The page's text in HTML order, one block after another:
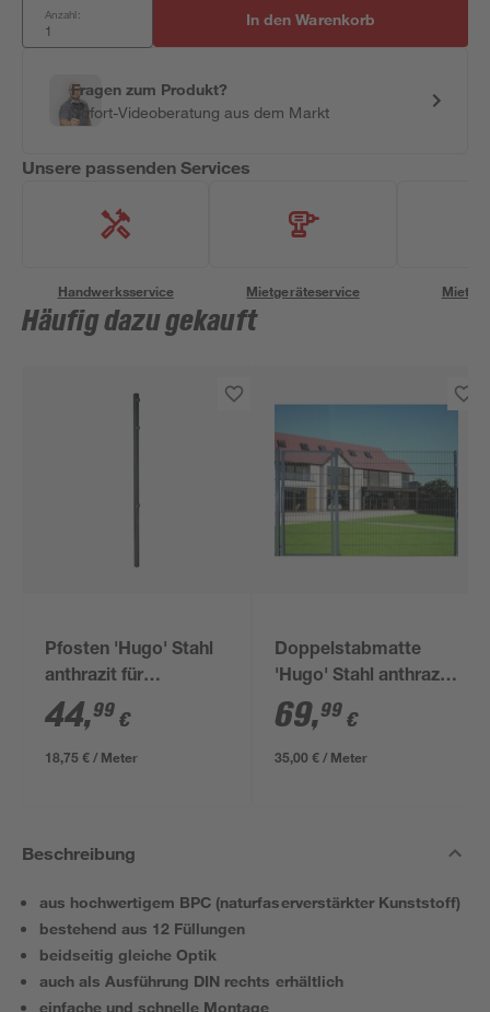
Anzahl: In den Warenkorb
Fragen zum Produkt?
Sofort-Videoberatung aus dem Markt
Unsere passenden Services
Handwerksservice Mietgeräteservice
Häufig dazu gekauft
Pfosten 'Hugo' Stahl
anthrazit für
Doppelstabmatten 4
x 4 x 240 cm
44,99 €
18,75 € / Meter
Doppelstabmatte
'Hugo' Stahl anthrazit
200 x 180 cm
69,99 €
35,00 € / Meter
Beschreibung
aus hochwertigem BPC (naturfaserverstärkter Kunststoff)
bestehend aus 12 Füllungen
beidseitig gleiche Optik
auch als Ausführung DIN rechts erhältlich
einfache und schnelle Montage